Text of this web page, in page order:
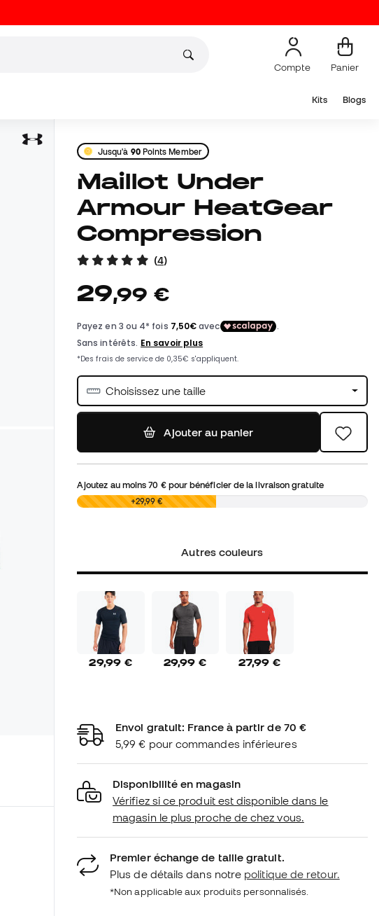
Compte Panier
Kits Blogs
Jusqu'à 90Points Member
Maillot Under
Armour HeatGear
Compression
(4)
29,99 €
Choisissez une taille
Ajouter au panier
Ajoutez au moins70 €pour bénéficier de la livraison gratuite
0,00 € +29,99 €
Autres couleurs
29,99 € 29,99 € 27,99 €
Envoi gratuit: France à partir de 70 €
5,99 € pour commandes inférieures
Disponibilité en magasin
Vérifiez si ce produit est disponible dans le
magasin le plus proche de chez vous.
Premier échange de taille gratuit.
Plus de détails dans notre politique de retour.
*Non applicable aux produits personnalisés.